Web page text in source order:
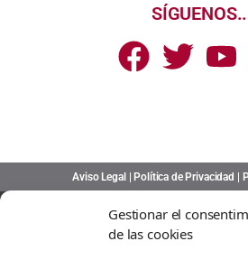
Gestionar el
de las cookies
Aviso Legal|Política de Privacidad |